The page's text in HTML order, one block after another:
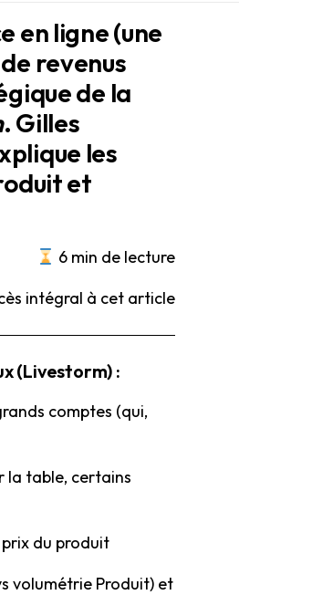
en ligne (une
revenus
de la
. Gilles
les
et
6 min de lecture
intégral à cet article
(Livestorm) :
comptes (qui,
la table, certains
du produit
volumétrie Produit) et